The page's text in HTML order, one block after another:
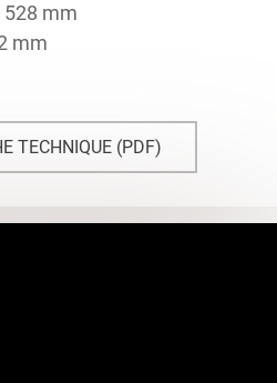
528 mm
mm
TECHNIQUE (PDF)